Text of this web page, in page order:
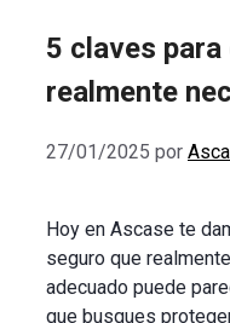
5 claves
realmente
27/01/2025 por
Hoy en Ascase te
seguro que
adecuado puede
que busques